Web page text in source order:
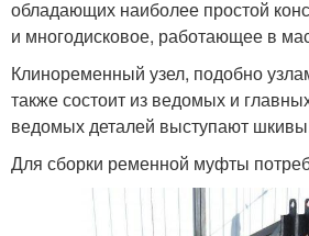
обладающих наиболее простой
и многодисковое, работающее в
Клиноременный узел, подобно
также состоит из ведомых и
ведомых деталей выступают
Для сборки ременной муфты